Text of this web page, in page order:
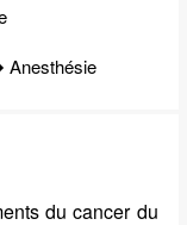
Anesthésie
du cancer du